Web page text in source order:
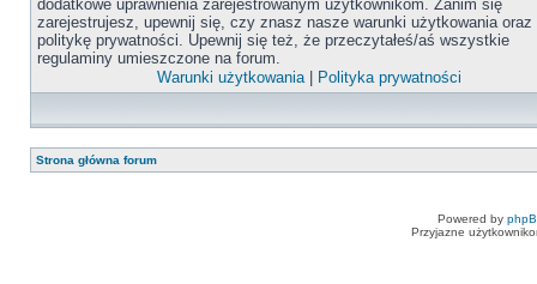
dodatkowe uprawnienia zarejestrowanym użytkownikom. Zanim się
zarejestrujesz, upewnij się, czy znasz nasze warunki użytkowania oraz
politykę prywatności. Upewnij się też, że przeczytałeś/aś wszystkie
regulaminy umieszczone na forum.
Warunki użytkowania| Polityka prywatności
Strona główna forum
Powered by
Przyjazne